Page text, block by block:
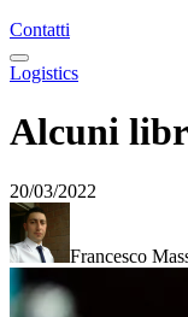
Contatti
Logistics
Alcuni
20/03/2022
Francesco